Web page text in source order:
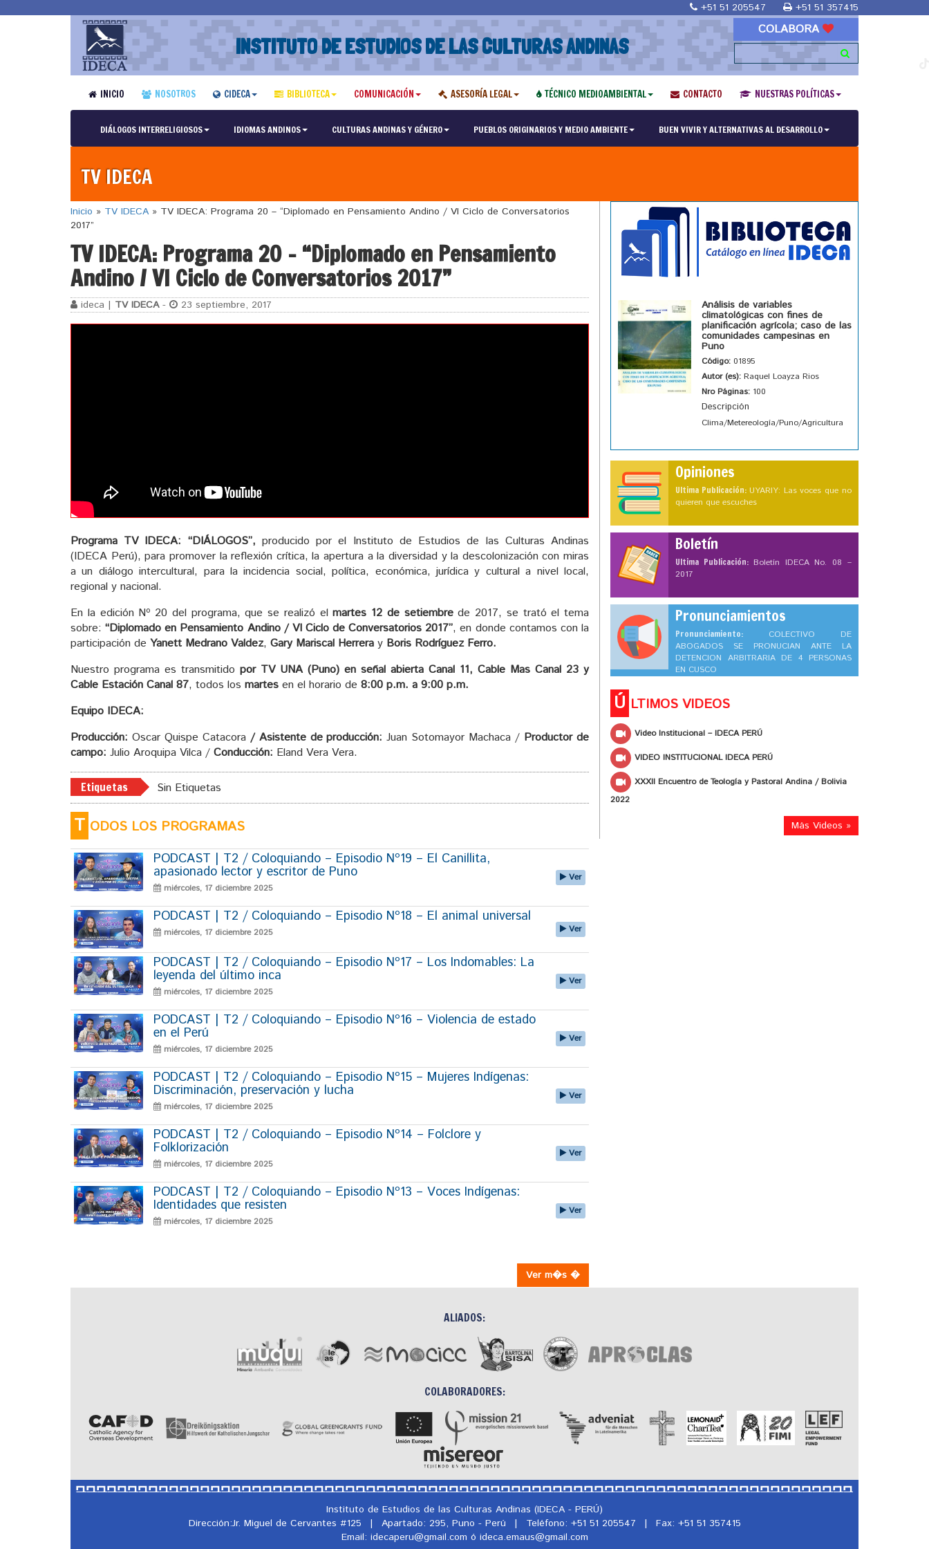
+51 51 205547 +51 51 357415
INSTITUTO DE ESTUDIOS DE LAS CULTURAS ANDINAS
COLABORA
INICIO NOSOTROS CIDECA BIBLIOTECA COMUNICACIÓN ASESORÍA LEGAL TÉCNICO MEDIOAMBIENTAL CONTACTO NUESTRAS POLÍTICAS
DIÁLOGOS INTERRELIGIOSOS IDIOMAS ANDINOS CULTURAS ANDINAS Y GÉNERO PUEBLOS ORIGINARIOS Y MEDIO AMBIENTE BUEN VIVIR Y ALTERNATIVAS AL DESARROLLO
TV IDECA
Inicio » TV IDECA » TV IDECA: Programa 20 – “Diplomado en Pensamiento Andino / VI Ciclo de Conversatorios
2017”
TV IDECA: Programa 20 – “Diplomado en Pensamiento
Andino / VI Ciclo de Conversatorios 2017”
ideca | TV IDECA- 23 septiembre, 2017
Programa TV IDECA: “DIÁLOGOS”, producido por el Instituto de Estudios de las Culturas Andinas
(IDECA Perú), para promover la reflexión crítica, la apertura a la diversidad y la descolonización con miras
a un diálogo intercultural, para la incidencia social, política, económica, jurídica y cultural a nivel local,
regional y nacional.
En la edición Nº 20 del programa, que se realizó elmartes 12 de setiembrede 2017, se trató el tema
sobre:“Diplomado en Pensamiento Andino / VI Ciclo de Conversatorios 2017”, en donde contamos con la
participación de Yanett Medrano Valdez, Gary Mariscal Herrera y Boris Rodríguez Ferro.
Nuestro programa es transmitido por TV UNA (Puno) en señal abierta Canal 11, Cable Mas Canal 23 y
Cable Estación Canal 87, todos los martes en el horario de 8:00 p.m. a 9:00 p.m.
Equipo IDECA:
Producción: Oscar Quispe Catacora/ Asistente de producción: Juan Sotomayor Machaca / Productor de
campo: Julio Aroquipa Vilca / Conducción: Eland Vera Vera.
Etiquetas Sin Etiquetas
T ODOS LOS PROGRAMAS
PODCAST | T2 / Coloquiando – Episodio Nº19 – El Canillita,
apasionado lector y escritor de Puno
miércoles, 17 diciembre 2025
Ver
PODCAST | T2 / Coloquiando – Episodio Nº18 – El animal universal
miércoles, 17 diciembre 2025 Ver
PODCAST | T2 / Coloquiando – Episodio Nº17 – Los Indomables: La
leyenda del último inca
miércoles, 17 diciembre 2025
Ver
PODCAST | T2 / Coloquiando – Episodio Nº16 – Violencia de estado
en el Perú
miércoles, 17 diciembre 2025
Ver
PODCAST | T2 / Coloquiando – Episodio Nº15 – Mujeres Indígenas:
Discriminación, preservación y lucha
miércoles, 17 diciembre 2025
Ver
PODCAST | T2 / Coloquiando – Episodio Nº14 – Folclore y
Folklorización
miércoles, 17 diciembre 2025
Ver
PODCAST | T2 / Coloquiando – Episodio Nº13 – Voces Indígenas:
Identidades que resisten
miércoles, 17 diciembre 2025
Ver
Ver m�s �
Análisis de variables
climatológicas con fines de
planificación agrícola; caso de las
comunidades campesinas en
Puno
Código: 01895
Autor (es): Raquel Loayza Rios
Nro Páginas: 100
Descripción
Clima/Metereología/Puno/Agricultura
Opiniones
Ultima Publicación: UYARIY: Las voces que no
quieren que escuches
Boletín
Ultima Publicación: Boletín IDECA No. 08 –
2017
Pronunciamientos
Pronunciamiento: COLECTIVO DE
ABOGADOS SE PRONUCIAN ANTE LA
DETENCION ARBITRARIA DE 4 PERSONAS
EN CUSCO
Ú LTIMOS VIDEOS
Video Institucional – IDECA PERÚ
VIDEO INSTITUCIONAL IDECA PERÚ
XXXII Encuentro de Teología y Pastoral Andina / Bolivia
2022
Más Videos »
ALIADOS:
COLABORADORES:
Instituto de Estudios de las Culturas Andinas (IDECA - PERÚ)
Dirección:Jr. Miguel de Cervantes #125
| Apartado: 295, Puno - Perú | Teléfono: +51 51 205547 |
Fax: +51 51 357415
Email: idecaperu@gmail.com ó ideca.emaus@gmail.com